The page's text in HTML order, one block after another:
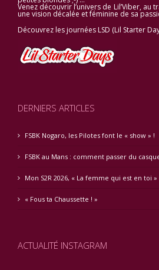
Venez découvrir l’univers de Lil’Viber, au
une vision décalée et féminine de sa
Découvrez les journées LSD (Lil Starter
DERNIERS ARTICLES
FSBK Nogaro, les Pilotes font le « show » !
FSBK au Mans : comment passer du
Mon S2R 2026, « La femme qui est en toi »
« Fous ta Chaussette ! »
ACTUALITÉ INSTAGRAM